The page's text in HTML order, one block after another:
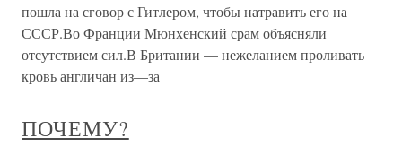
пошла на сговор с Гитлером, чтобы натравить его на
СССР.Во Франции Мюнхенский срам объясняли
отсутствием сил.В Британии — нежеланием проливать
кровь англичан из—за
ПОЧЕМУ?